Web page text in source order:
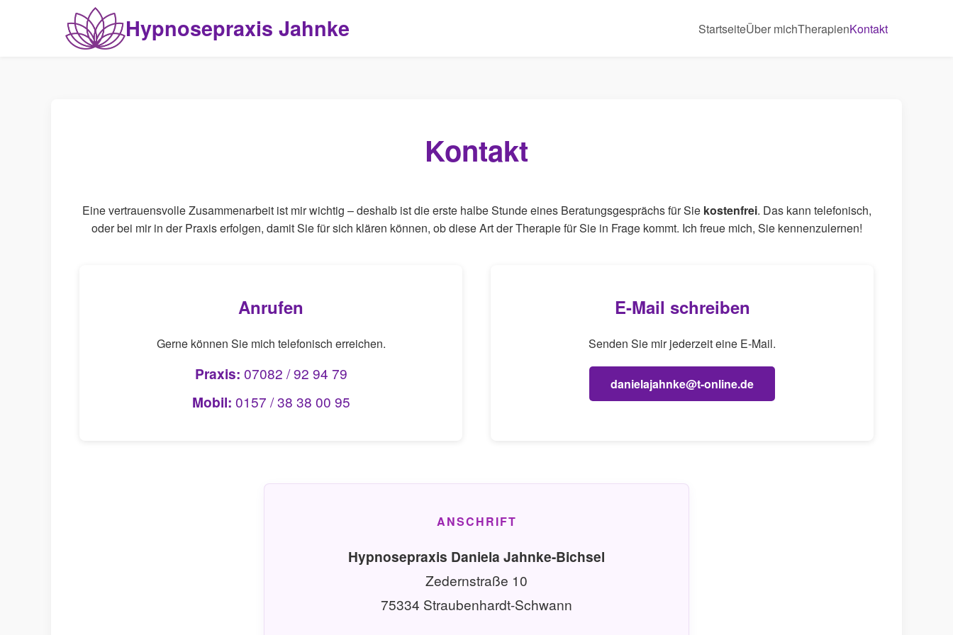
Hypnosepraxis Jahnke StartseiteÜber michTherapienKontakt
Kontakt
Eine vertrauensvolle Zusammenarbeit ist mir wichtig – deshalb ist die erste halbe Stunde eines Beratungsgesprächs für Sie kostenfrei. Das kann telefonisch,
oder bei mir in der Praxis erfolgen, damit Sie für sich klären können, ob diese Art der Therapie für Sie in Frage kommt. Ich freue mich, Sie kennenzulernen!
Anrufen
Gerne können Sie mich telefonisch erreichen.
Praxis: 07082 / 92 94 79
Mobil: 0157 / 38 38 00 95
E-Mail schreiben
Senden Sie mir jederzeit eine E-Mail.
danielajahnke@t-online.de
ANSCHRIFT
Hypnosepraxis Daniela Jahnke-Bichsel
Zedernstraße 10
75334 Straubenhardt-Schwann